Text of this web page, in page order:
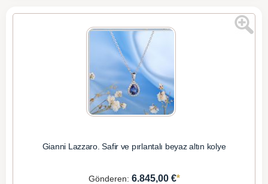
Gianni Lazzaro. Safir ve pırlantalı beyaz altın kolye
Gönderen: 6.845,00 €*